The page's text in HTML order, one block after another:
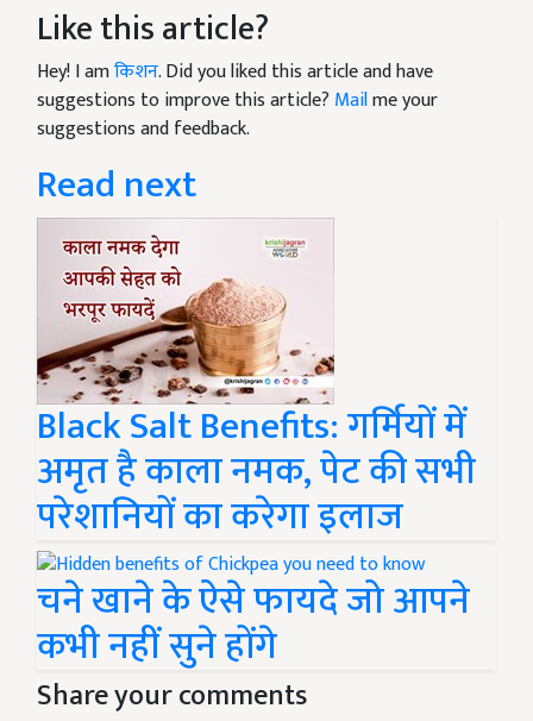
Like this article?
Hey! I amकिशन. Did you liked this article and have
suggestions to improve this article? Mailme your
suggestions and feedback.
Read next
Black Salt Benefits: गर्मियों में
अमृत है काला नमक, पेट की सभी
परेशानियों का करेगा इलाज
चने खाने के ऐसे फायदे जो आपने
कभी नहीं सुने होंगे
Share your comments